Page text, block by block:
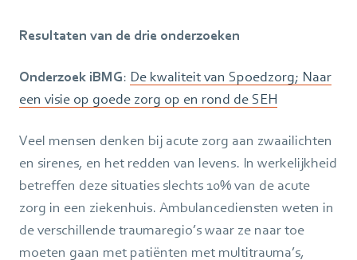
Resultaten van de drie onderzoeken
Onderzoek iBMG: De kwaliteit van Spoedzorg; Naar
een visie op goede zorg op en rond de SEH
Veel mensen denken bij acute zorg aan zwaailichten
en sirenes, en het redden van levens. In werkelijkheid
betreffen deze situaties slechts 10% van de acute
zorg in een ziekenhuis. Ambulancediensten weten in
de verschillende traumaregio’s waar ze naar toe
moeten gaan met patiënten met multitrauma’s,